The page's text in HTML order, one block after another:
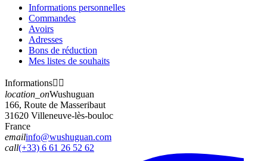
Informations personnelles
Commandes
Avoirs
Adresses
Bons de réduction
Mes listes de souhaits
Informations 
location_onWushuguan
166, Route de Masseribaut
31620 Villeneuve-lès-bouloc
France
emailinfo@wushuguan.com
call(+33) 6 61 26 52 62